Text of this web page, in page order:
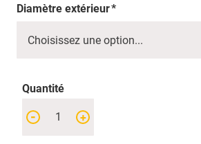
Diamètre extérieur
Quantité
+
-